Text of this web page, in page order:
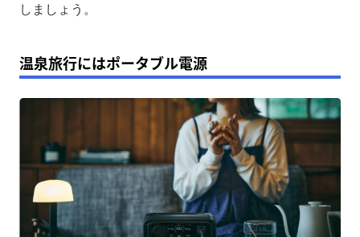
しましょう。
温泉旅行にはポータブル電源